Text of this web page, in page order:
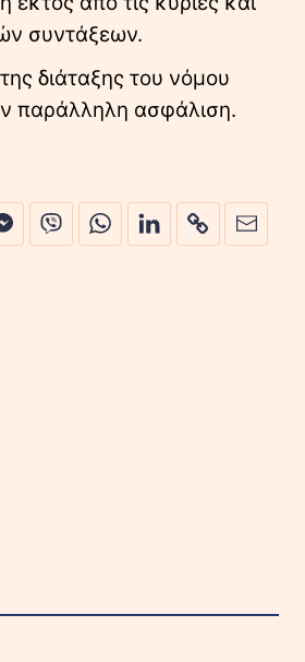
συντάξεων.
διάταξης του νόμου
παράλληλη ασφάλιση.